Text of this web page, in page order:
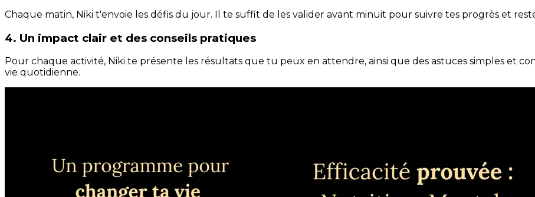
Chaque matin, Niki t'envoie les défis du jour. Il te suffit de les valider avant minuit pour suivre tes progrès et
4. Un impact clair et des conseils pratiques
Pour chaque activité, Niki te présente les résultats que tu peux en attendre, ainsi que des astuces simples et
vie quotidienne.